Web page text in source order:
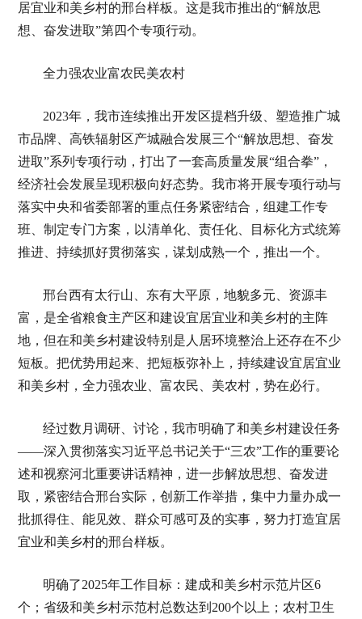
居宜业和美乡村的邢台样板。这是我市推出的“解放思
想、奋发进取”第四个专项行动。
全力强农业富农民美农村
2023年，我市连续推出开发区提档升级、塑造推广城
市品牌、高铁辐射区产城融合发展三个“解放思想、奋发
进取”系列专项行动，打出了一套高质量发展“组合拳”，
经济社会发展呈现积极向好态势。我市将开展专项行动与
落实中央和省委部署的重点任务紧密结合，组建工作专
班、制定专门方案，以清单化、责任化、目标化方式统筹
推进、持续抓好贯彻落实，谋划成熟一个，推出一个。
邢台西有太行山、东有大平原，地貌多元、资源丰
富，是全省粮食主产区和建设宜居宜业和美乡村的主阵
地，但在和美乡村建设特别是人居环境整治上还存在不少
短板。把优势用起来、把短板弥补上，持续建设宜居宜业
和美乡村，全力强农业、富农民、美农村，势在必行。
经过数月调研、讨论，我市明确了和美乡村建设任务
——深入贯彻落实习近平总书记关于“三农”工作的重要论
述和视察河北重要讲话精神，进一步解放思想、奋发进
取，紧密结合邢台实际，创新工作举措，集中力量办成一
批抓得住、能见效、群众可感可及的实事，努力打造宜居
宜业和美乡村的邢台样板。
明确了2025年工作目标：建成和美乡村示范片区6
个；省级和美乡村示范村总数达到200个以上；农村卫生